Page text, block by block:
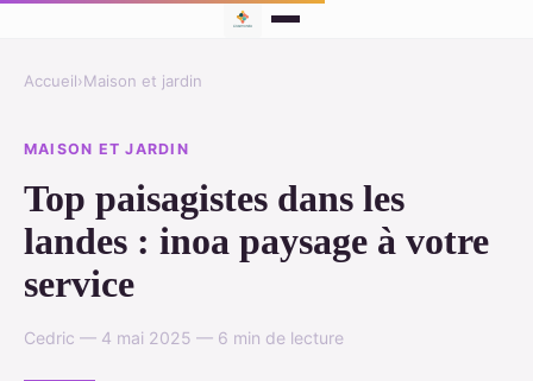
Accueil›Maison et jardin
MAISON ET JARDIN
Top paisagistes dans les
landes : inoa paysage à votre
service
Cedric — 4 mai 2025 — 6 min de lecture